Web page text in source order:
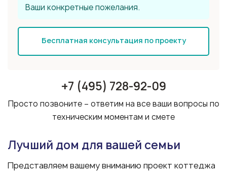
Ваши конкретные пожелания.
Бесплатная консультация по проекту
+7 (495) 728-92-09
Просто позвоните – ответим на все ваши вопросы по
техническим моментам и смете
Лучший дом для вашей семьи
Представляем вашему вниманию проект коттеджа